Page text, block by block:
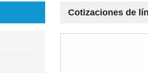
Cotizaciones de